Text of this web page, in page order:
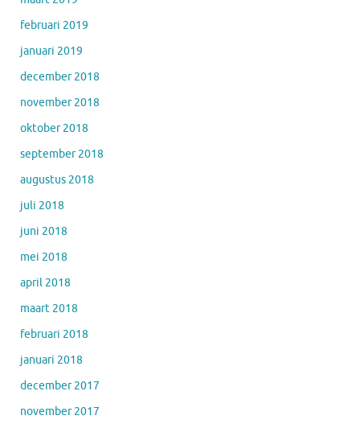
februari 2019
januari 2019
december 2018
november 2018
oktober 2018
september 2018
augustus 2018
juli 2018
juni 2018
mei 2018
april 2018
maart 2018
februari 2018
januari 2018
december 2017
november 2017